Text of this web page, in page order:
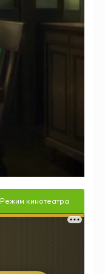
Режим кинотеатра